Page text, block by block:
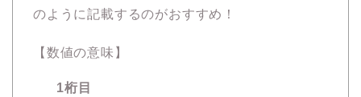
のように記載するのがおすすめ！
【数値の意味】
1桁目